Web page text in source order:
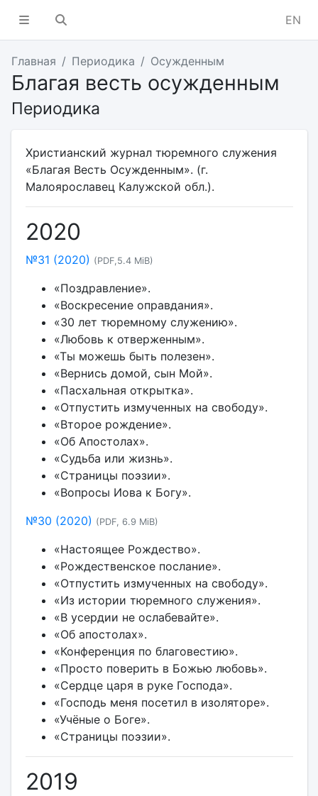
EN
Главная Периодика Осужденным
Благая весть осужденным
Периодика
Христианский журнал тюремного служения
«Благая Весть Осужденным». (г.
Малоярославец Калужской обл.).
2020
№31 (2020) (PDF,5.4 MiB)
«Поздравление».
«Воскресение оправдания».
«30 лет тюремному служению».
«Любовь к отверженным».
«Ты можешь быть полезен».
«Вернись домой, сын Мой».
«Пасхальная открытка».
«Отпустить измученных на свободу».
«Второе рождение».
«Об Апостолах».
«Судьба или жизнь».
«Страницы поэзии».
«Вопросы Иова к Богу».
№30 (2020) (PDF, 6.9 MiB)
«Настоящее Рождество».
«Рождественское послание».
«Отпустить измученных на свободу».
«Из истории тюремного служения».
«В усердии не ослабевайте».
«Об апостолах».
«Конференция по благовестию».
«Просто поверить в Божью любовь».
«Сердце царя в руке Господа».
«Господь меня посетил в изоляторе».
«Учёные о Боге».
«Страницы поэзии».
2019